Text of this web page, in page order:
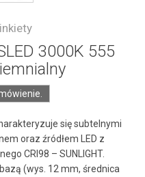
3000K 555
się subtelnymi
oraz źródłem LED z
CRI98 – SUNLIGHT.
(wys. 12 mm, średnica